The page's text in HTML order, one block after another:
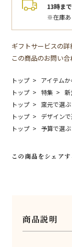
13時ま
※在庫あ
ギフトサービスの詳
この商品のお問い合
トップ アイテム
トップ
特集
新
トップ
窯元で選ぶ
トップ
デザイン
トップ
予算で選ぶ
この商品をシェアす
商品説明